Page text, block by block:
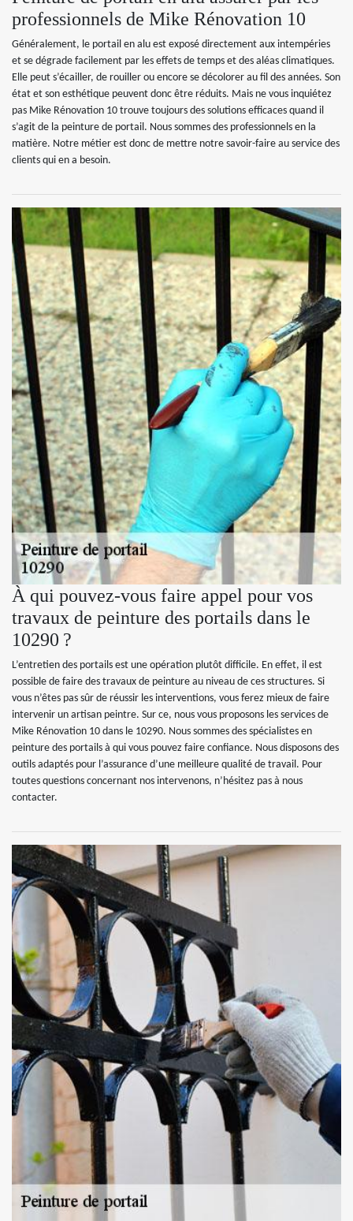
professionnels de Mike Rénovation 10
Généralement, le portail en alu est exposé directement aux intempéries
et se dégrade facilement par les effets de temps et des aléas climatiques.
Elle peut s’écailler, de rouiller ou encore se décolorer au fil des années. Son
état et son esthétique peuvent donc être réduits. Mais ne vous inquiétez
pas Mike Rénovation 10 trouve toujours des solutions efficaces quand il
s’agit de la peinture de portail. Nous sommes des professionnels en la
matière. Notre métier est donc de mettre notre savoir-faire au service des
clients qui en a besoin.
À qui pouvez-vous faire appel pour vos
travaux de peinture des portails dans le
10290 ?
L’entretien des portails est une opération plutôt difficile. En effet, il est
possible de faire des travaux de peinture au niveau de ces structures. Si
vous n’êtes pas sûr de réussir les interventions, vous ferez mieux de faire
intervenir un artisan peintre. Sur ce, nous vous proposons les services de
Mike Rénovation 10 dans le 10290. Nous sommes des spécialistes en
peinture des portails à qui vous pouvez faire confiance. Nous disposons des
outils adaptés pour l’assurance d’une meilleure qualité de travail. Pour
toutes questions concernant nos intervenons, n’hésitez pas à nous
contacter.